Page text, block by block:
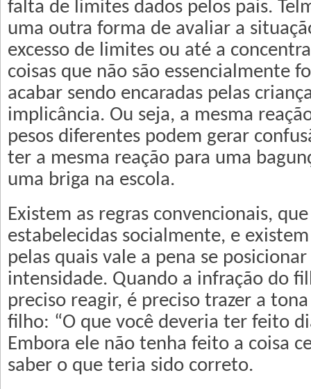
falta de limites dados pelos pais.
uma outra forma de avaliar a
excesso de limites ou até a
coisas que não são essencialmente
acabar sendo encaradas pelas
implicância. Ou seja, a mesma
pesos diferentes podem gerar
ter a mesma reação para uma
uma briga na escola.
Existem as regras convencionais,
estabelecidas socialmente, e
pelas quais vale a pena se
intensidade. Quando a infração do
preciso reagir, é preciso trazer a
filho: “O que você deveria ter feito
Embora ele não tenha feito a coisa
saber o que teria sido correto.